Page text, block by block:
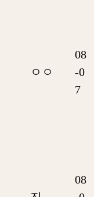
ㅇㅇ
08
-0
7
08